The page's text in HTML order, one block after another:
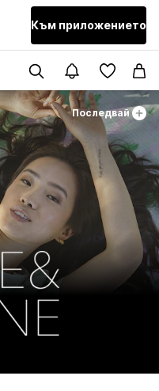
Към приложението
Последвай